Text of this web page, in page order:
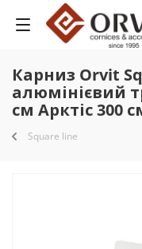
Карниз Orvit
алюмінієвий
см Арктіс 300
Square line